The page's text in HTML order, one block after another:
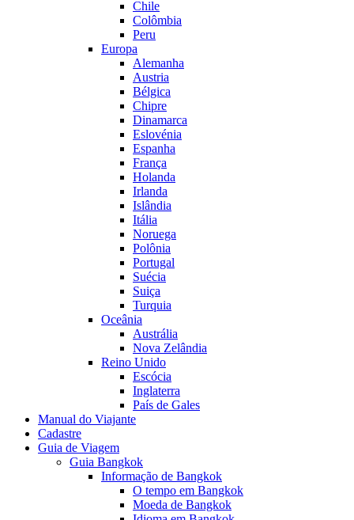
Chile
Colômbia
Peru
Europa
Alemanha
Austria
Bélgica
Chipre
Dinamarca
Eslovénia
Espanha
França
Holanda
Irlanda
Islândia
Itália
Noruega
Polônia
Portugal
Suécia
Suiça
Turquia
Oceânia
Austrália
Nova Zelândia
Reino Unido
Escócia
Inglaterra
País de Gales
Manual do Viajante
Cadastre
Guia de Viagem
Guia Bangkok
Informação de Bangkok
O tempo em Bangkok
Moeda de Bangkok